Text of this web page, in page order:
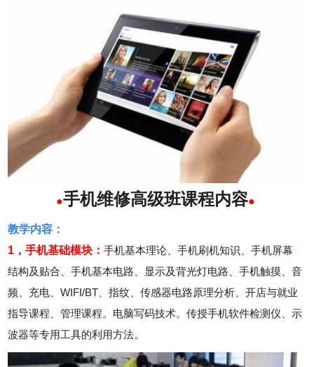
●手机维修高级班课程内容●
教学内容：
1，手机基础模块：手机基本理论、手机刷机知识、手机屏幕
结构及贴合、手机基本电路、显示及背光灯电路、手机触摸、音
频、充电、WIFI/BT、指纹、传感器电路原理分析、开店与就业
指导课程、管理课程。电脑写码技术。传授手机软件检测仪、示
波器等专用工具的利用方法。